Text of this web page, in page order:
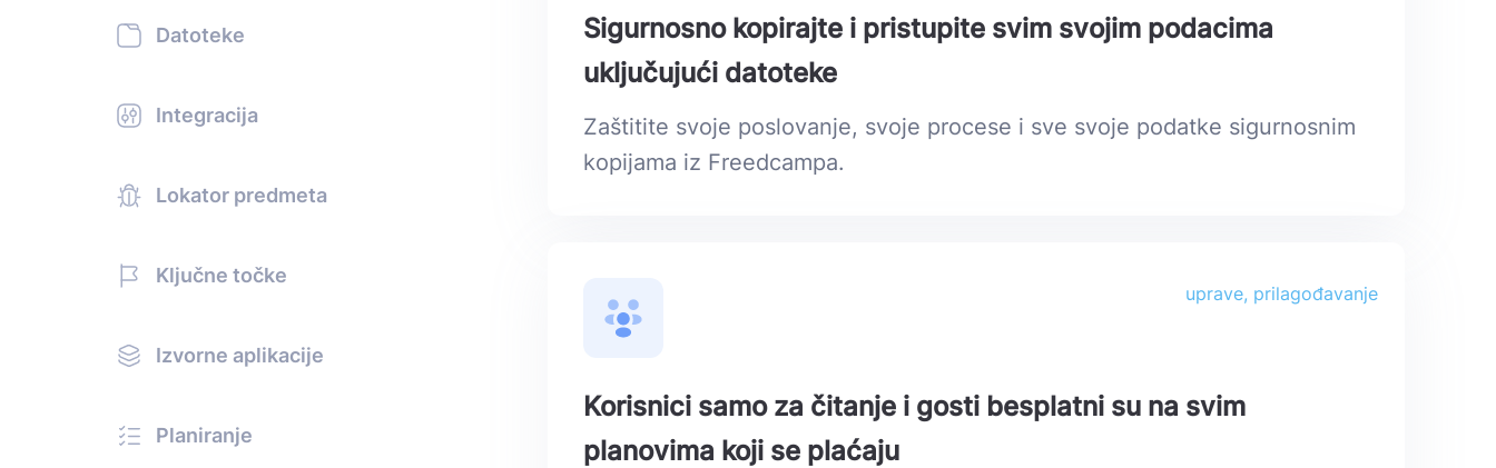
Datoteke
Integracija
Lokator predmeta
Ključne točke
Izvorne aplikacije
Planiranje
Sigurnosno kopirajte i pristupite svim svojim podacima
uključujući datoteke
Zaštitite svoje poslovanje, svoje procese i sve svoje podatke sigurnosnim
kopijama iz Freedcampa.
uprave, prilagođavanje
Korisnici samo za čitanje i gosti besplatni su na svim
planovima koji se plaćaju